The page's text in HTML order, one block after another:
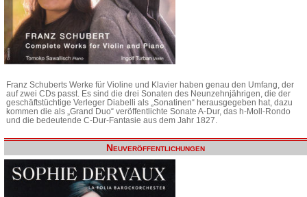
Franz Schuberts Werke für Violine und Klavier haben genau den Umfang, der
auf zwei CDs passt. Es sind die drei Sonaten des Neunzehnjährigen, die der
geschäftstüchtige Verleger Diabelli als „Sonatinen“ herausgegeben hat, dazu
kommen die als „Grand Duo“ veröffentlichte Sonate A-Dur, das h-Moll-Rondo
und die bedeutende C-Dur-Fantasie aus dem Jahr 1827.
Neuveröffentlichungen